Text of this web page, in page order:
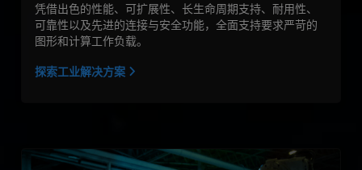
凭借出色的性能、可扩展性、长生命周期支持、耐用性、
可靠性以及先进的连接与安全功能，全面支持要求严苛的
图形和计算工作负载。
探索工业解决方案